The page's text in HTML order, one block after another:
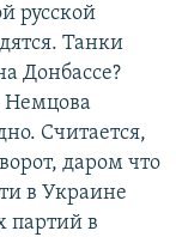
русской
Танки
Донбассе?
Немцова
Считается,
даром что
в Украине
партий в